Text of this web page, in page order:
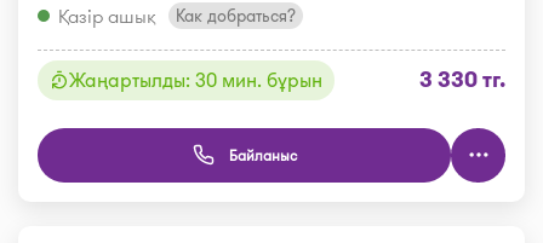
Қазір ашық
Как добраться?
Жаңартылды: 30 мин. бұрын 3 330 тг.
Байланыс